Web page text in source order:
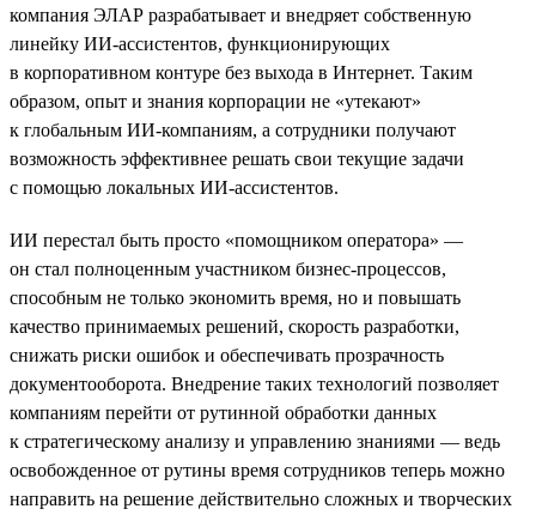
компания ЭЛАР разрабатывает и внедряет собственную
линейку ИИ-ассистентов, функционирующих
в корпоративном контуре без выхода в Интернет. Таким
образом, опыт и знания корпорации не «утекают»
к глобальным ИИ-компаниям, а сотрудники получают
возможность эффективнее решать свои текущие задачи
с помощью локальных ИИ-ассистентов.
ИИ перестал быть просто «помощником оператора» —
он стал полноценным участником бизнес-процессов,
способным не только экономить время, но и повышать
качество принимаемых решений, скорость разработки,
снижать риски ошибок и обеспечивать прозрачность
документооборота. Внедрение таких технологий позволяет
компаниям перейти от рутинной обработки данных
к стратегическому анализу и управлению знаниями — ведь
освобожденное от рутины время сотрудников теперь можно
направить на решение действительно сложных и творческих